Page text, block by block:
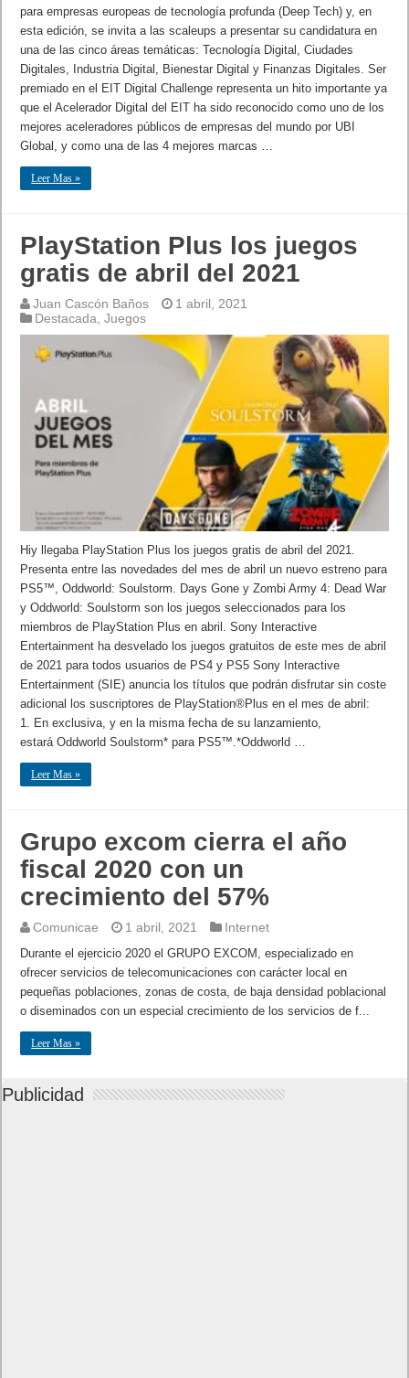
para empresas europeas de tecnología profunda (Deep Tech) y, en
esta edición, se invita a las scaleups a presentar su candidatura en
una de las cinco áreas temáticas: Tecnología Digital, Ciudades
Digitales, Industria Digital, Bienestar Digital y Finanzas Digitales. Ser
premiado en el EIT Digital Challenge representa un hito importante ya
que el Acelerador Digital del EIT ha sido reconocido como uno de los
mejores aceleradores públicos de empresas del mundo por UBI
Global, y como una de las 4 mejores marcas …
Leer Mas »
PlayStation Plus los juegos
gratis de abril del 2021
Juan Cascón Baños
1 abril, 2021
Destacada ,Juegos
Hiy llegaba PlayStation Plus los juegos gratis de abril del 2021.
Presenta entre las novedades del mes de abril un nuevo estreno para
PS5™, Oddworld: Soulstorm. Days Gone y Zombi Army 4: Dead War
y Oddworld: Soulstorm son los juegos seleccionados para los
miembros de PlayStation Plus en abril. Sony Interactive
Entertainment ha desvelado los juegos gratuitos de este mes de abril
de 2021 para todos usuarios de PS4 y PS5 Sony Interactive
Entertainment (SIE) anuncia los títulos que podrán disfrutar sin coste
adicional los suscriptores de PlayStation®Plus en el mes de abril:
1. En exclusiva, y en la misma fecha de su lanzamiento,
estará Oddworld Soulstorm* para PS5™.*Oddworld …
Leer Mas »
Grupo excom cierra el año
fiscal 2020 con un
crecimiento del 57%
Comunicae 1 abril, 2021 Internet
Durante el ejercicio 2020 el GRUPO EXCOM, especializado en
ofrecer servicios de telecomunicaciones con carácter local en
pequeñas poblaciones, zonas de costa, de baja densidad poblacional
o diseminados con un especial crecimiento de los servicios de f...
Leer Mas »
Publicidad